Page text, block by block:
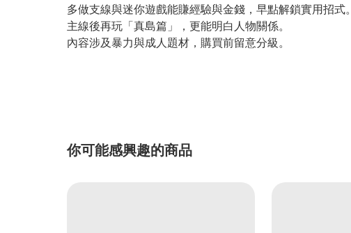
多做支線與迷你遊戲能賺經驗與金錢，早點解鎖實用招式。
主線後再玩「真島篇」，更能明白人物關係。
內容涉及暴力與成人題材，購買前留意分級。
你可能感興趣的商品